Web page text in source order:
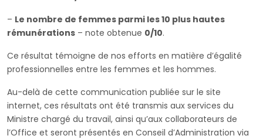
– Le nombre de femmes parmi les 10 plus hautes
rémunérations – note obtenue 0/10.
Ce résultat témoigne de nos efforts en matière d’égalité
professionnelles entre les femmes et les hommes.
Au-delà de cette communication publiée sur le site
internet, ces résultats ont été transmis aux services du
Ministre chargé du travail, ainsi qu’aux collaborateurs de
l’Office et seront présentés en Conseil d’Administration via